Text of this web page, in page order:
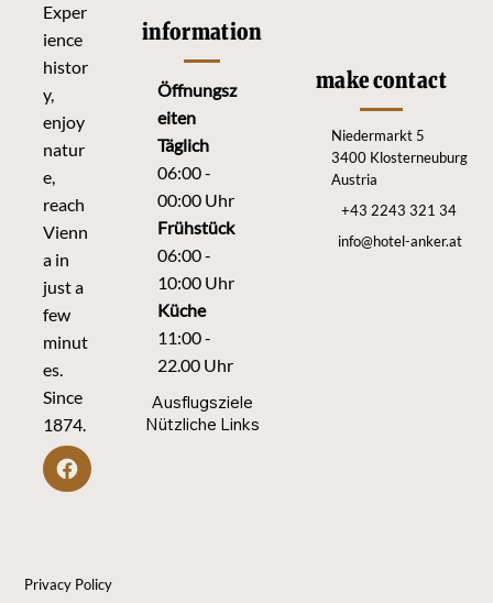
Privacy Policy
Exper
ience
histor
y,
enjoy
natur
e,
reach
Vienn
a in
just a
few
minut
es.
Since
1874.
information
Öffnungsz
eiten
Täglich
06:00 -
00:00 Uhr
Frühstück
06:00 -
10:00 Uhr
Küche
11:00 -
22.00 Uhr
Ausflugsziele
Nützliche Links
make contact
+43 2243 321 34
info@hotel-anker.at
Niedermarkt 5
3400 Klosterneuburg
Austria